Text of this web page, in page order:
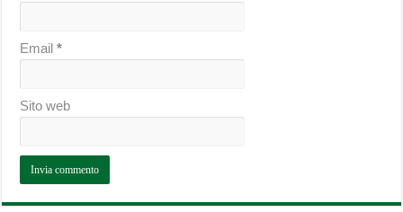
Email*
Sito web